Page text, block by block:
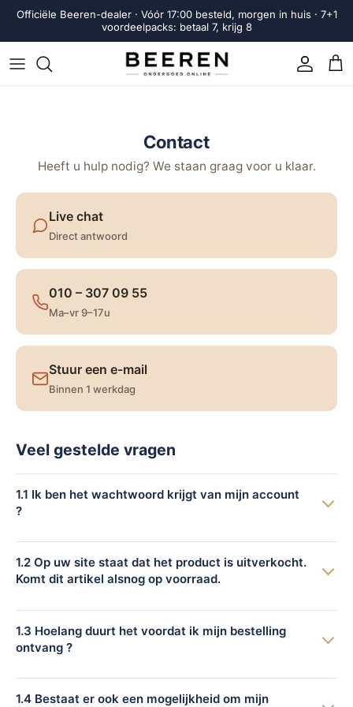
Ga naar inhoud
Officiële Beeren-dealer · Vóór 17:00 besteld, morgen in huis · 7+1
voordeelpacks: betaal 7, krijg 8
Account
Contact
Heeft u hulp nodig? We staan graag voor u klaar.
Live chat
Direct antwoord
010 – 307 09 55
Ma–vr 9–17u
Stuur een e-mail
Binnen 1 werkdag
Veel gestelde vragen
1.1 Ik ben het wachtwoord krijgt van mijn account
?
Via onze login knop, kunt u kiezen voor wachtwoordhulp.
Wanneer u uw wachtwoord niet meer weet kunnen wij een
nieuwe naar u verzenden.
1.2 Op uw site staat dat het product is uitverkocht.
Komt dit artikel alsnog op voorraad.
Wij streven er altijd naar om onze voorraad op peil te houden.
Helaas kan het soms voorkomen dat product niet meer op
voorraad is. Wij streven ernaar om het product zo snel
1.3 Hoelang duurt het voordat ik mijn bestelling
ontvang ?
Uw bestelling wordt altijd binnen 1 werkdag naar u
verzonden. Dit is wel van 2 factoren afhankelijk. Als eerst
1.4 Bestaat er ook een mogelijkheid om mijn